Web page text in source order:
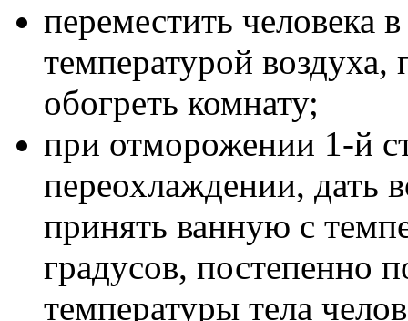
переместить человека
температурой воздуха,
обогреть комнату;
при отморожении 1-й
переохлаждении, дать
принять ванную с
градусов, постепенно
температуры тела